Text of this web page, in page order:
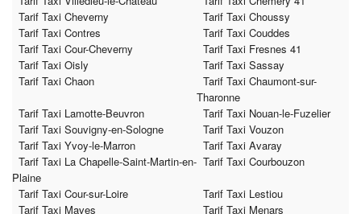
Tarif Taxi Cheverny
Tarif Taxi Choussy
Tarif Taxi Contres
Tarif Taxi Couddes
Tarif Taxi Cour-Cheverny
Tarif Taxi Fresnes 41
Tarif Taxi Oisly
Tarif Taxi Sassay
Tarif Taxi Chaon
Tarif Taxi Chaumont-sur-
Tharonne
Tarif Taxi Lamotte-Beuvron
Tarif Taxi Nouan-le-Fuzelier
Tarif Taxi Souvigny-en-Sologne
Tarif Taxi Vouzon
Tarif Taxi Yvoy-le-Marron
Tarif Taxi Avaray
Tarif Taxi La Chapelle-Saint-Martin-en-
Plaine
Tarif Taxi Courbouzon
Tarif Taxi Cour-sur-Loire
Tarif Taxi Lestiou
Tarif Taxi Maves
Tarif Taxi Menars